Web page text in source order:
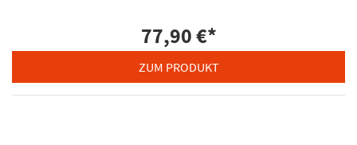
77,90 €*
ZUM PRODUKT